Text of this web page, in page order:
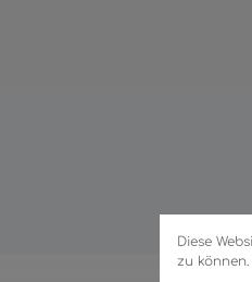
Diese
zu können.